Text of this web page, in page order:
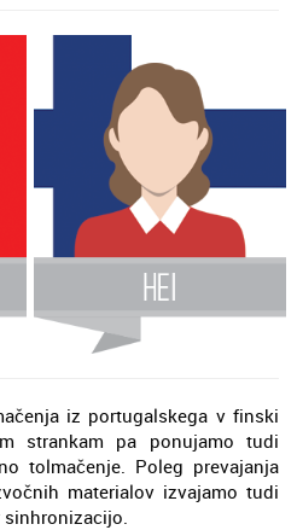
iz portugalskega v finski
strankam pa ponujamo tudi
tolmačenje. Poleg prevajanja
materialov izvajamo tudi